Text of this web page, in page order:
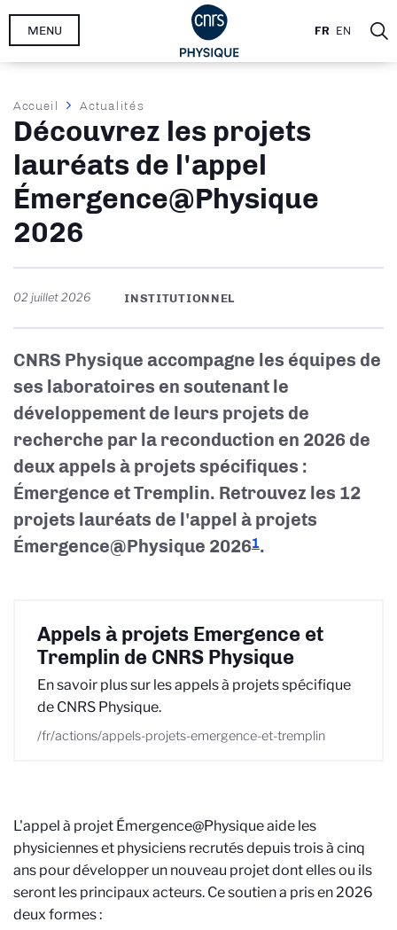
Aller
FR EN
MENU
Fil
d'Ariane
Accueil Actualités
Découvrez les projets
lauréats de l'appel
Émergence@Physique
2026
02 juillet 2026 INSTITUTIONNEL
CNRS Physique accompagne les équipes de
ses laboratoires en soutenant le
développement de leurs projets de
recherche par la reconduction en 2026 de
deux appels à projets spécifiques :
Émergence et Tremplin. Retrouvez les 12
projets lauréats de l'appel à projets
Émergence@Physique 20261.
Appels à projets Emergence et
Tremplin de CNRS Physique
En savoir plus sur les appels à projets spécifique
de CNRS Physique.
/fr/actions/appels-projets-emergence-et-tremplin
L'appel à projet Émergence@Physique aide les
physiciennes et physiciens recrutés depuis trois à cinq
ans pour développer un nouveau projet dont elles ou ils
seront les principaux acteurs. Ce soutien a pris en 2026
deux formes :